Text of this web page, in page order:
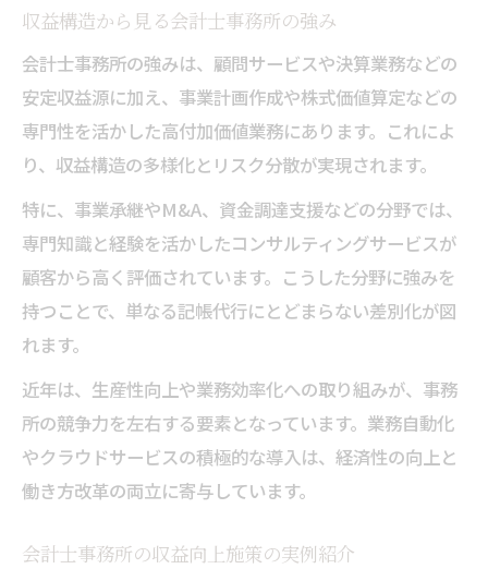
収益構造から見る会計士事務所の強み
会計士事務所の強みは、顧問サービスや決算業務などの
安定収益源に加え、事業計画作成や株式価値算定などの
専門性を活かした高付加価値業務にあります。これによ
り、収益構造の多様化とリスク分散が実現されます。
特に、事業承継やM&A、資金調達支援などの分野では、
専門知識と経験を活かしたコンサルティングサービスが
顧客から高く評価されています。こうした分野に強みを
持つことで、単なる記帳代行にとどまらない差別化が図
れます。
近年は、生産性向上や業務効率化への取り組みが、事務
所の競争力を左右する要素となっています。業務自動化
やクラウドサービスの積極的な導入は、経済性の向上と
働き方改革の両立に寄与しています。
会計士事務所の収益向上施策の実例紹介